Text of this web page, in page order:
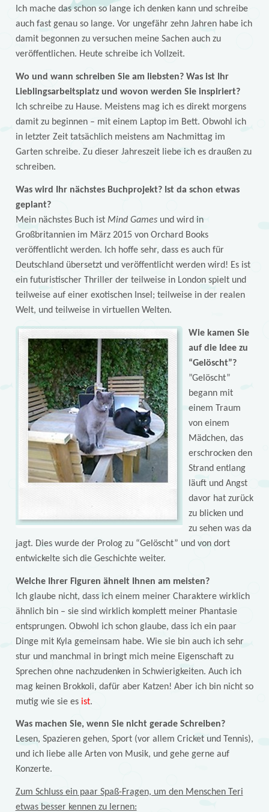
Ich mache das schon so lange ich denken kann und schreibe
auch fast genau so lange. Vor ungefähr zehn Jahren habe ich
damit begonnen zu versuchen meine Sachen auch zu
veröffentlichen. Heute schreibe ich Vollzeit.
Wo und wann schreiben Sie am liebsten? Was ist Ihr
Lieblingsarbeitsplatz und wovon werden Sie inspiriert?
Ich schreibe zu Hause. Meistens mag ich es direkt morgens
damit zu beginnen – mit einem Laptop im Bett. Obwohl ich
in letzter Zeit tatsächlich meistens am Nachmittag im
Garten schreibe. Zu dieser Jahreszeit liebe ich es draußen zu
schreiben.
Was wird Ihr nächstes Buchprojekt? Ist da schon etwas
geplant?
Mein nächstes Buch ist Mind Games und wird in
Großbritannien im März 2015 von Orchard Books
veröffentlicht werden. Ich hoffe sehr, dass es auch für
Deutschland übersetzt und veröffentlicht werden wird! Es ist
ein futuristischer Thriller der teilweise in London spielt und
teilweise auf einer exotischen Insel; teilweise in der realen
Welt, und teilweise in virtuellen Welten.
Wie kamen Sie
auf die Idee zu
“Gelöscht”?
”Gelöscht”
begann mit
einem Traum
von einem
Mädchen, das
erschrocken den
Strand entlang
läuft und Angst
davor hat zurück
zu blicken und
zu sehen was da
jagt. Dies wurde der Prolog zu “Gelöscht” und von dort
entwickelte sich die Geschichte weiter.
Welche Ihrer Figuren ähnelt Ihnen am meisten?
Ich glaube nicht, dass ich einem meiner Charaktere wirklich
ähnlich bin – sie sind wirklich komplett meiner Phantasie
entsprungen. Obwohl ich schon glaube, dass ich ein paar
Dinge mit Kyla gemeinsam habe. Wie sie bin auch ich sehr
stur und manchmal in bringt mich meine Eigenschaft zu
Sprechen ohne nachzudenken in Schwierigkeiten. Auch ich
mag keinen Brokkoli, dafür aber Katzen! Aber ich bin nicht so
mutig wie sie es ist.
Was machen Sie, wenn Sie nicht gerade Schreiben?
Lesen, Spazieren gehen, Sport (vor allem Cricket und Tennis),
und ich liebe alle Arten von Musik, und gehe gerne auf
Konzerte.
Zum Schluss ein paar Spaß-Fragen, um den Menschen Teri
etwas besser kennen zu lernen: